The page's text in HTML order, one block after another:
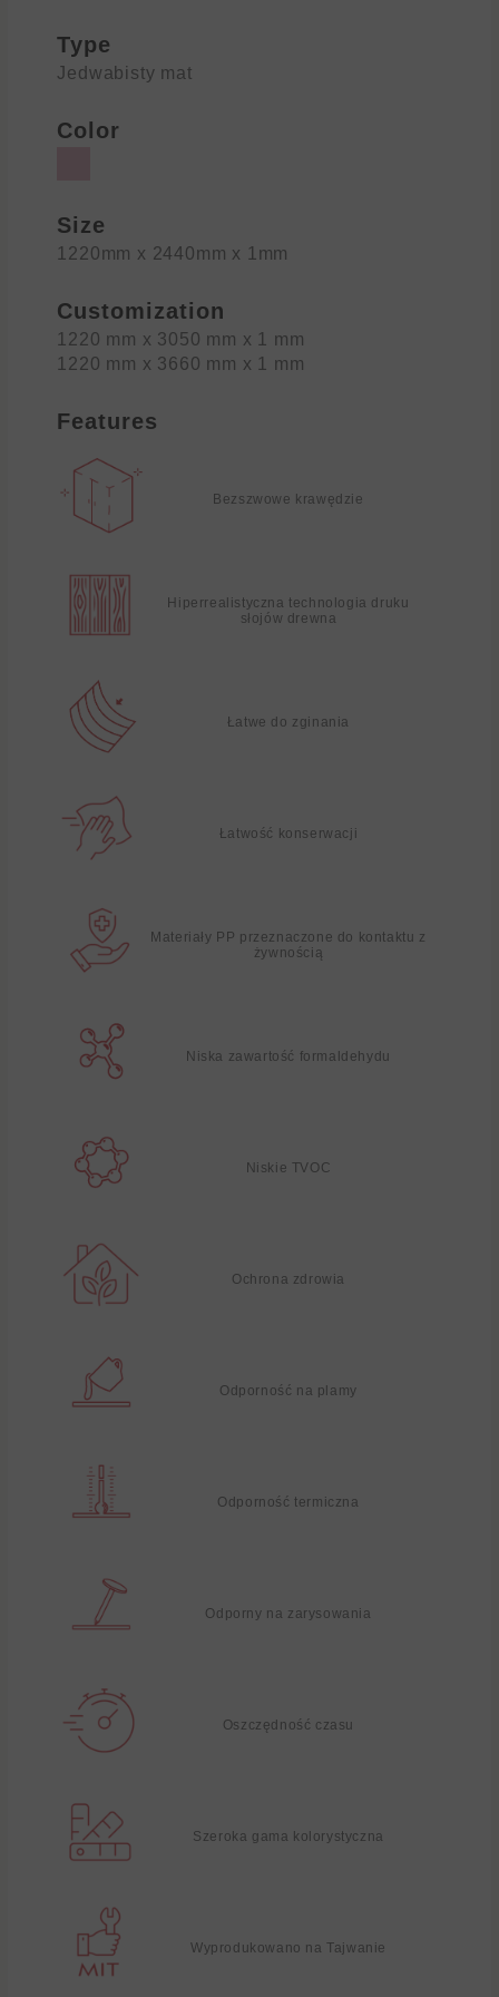
Type
Jedwabisty mat
Color
Size
1220mm x 2440mm x 1mm
Customization
1220 mm x 3050 mm x 1 mm
1220 mm x 3660 mm x 1 mm
Features
Bezszwowe krawędzie
Hiperrealistyczna technologia druku
słojów drewna
Łatwe do zginania
Łatwość konserwacji
Materiały PP przeznaczone do kontaktu z
żywnością
Niska zawartość formaldehydu
Niskie TVOC
Ochrona zdrowia
Odporność na plamy
Odporność termiczna
Odporny na zarysowania
Oszczędność czasu
Szeroka gama kolorystyczna
Wyprodukowano na Tajwanie